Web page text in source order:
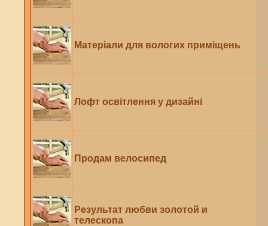
Матеріали для вологих приміщень
Лофт освітлення у дизайні
Продам велосипед
Результат любви золотой и
телескопа